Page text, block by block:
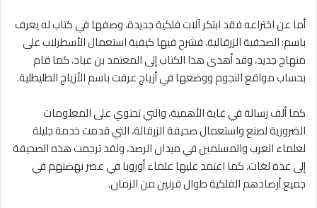
أما عن اختراعه فقد ابتكر آلات فلكية جديدة، وصفها في كتاب له يعرف
باسم: الصحفية الزرقالية، فشرح فيها كيفية استعمال الأسطرلاب على
منهاج جديد، وقد أهدى هذا الكتاب إلى المعتمد بن عباد، كما قام
بحساب مواقع النجوم ووضعها في أزياج عرفت باسم الأزياج الطليطلية.
كما ألف رسالة في غاية الأهمية، والتي تحتوي على المعلومات
الضرورية لصنع واستعمال صحيفة الزرقالة، التي قدمت خدمة جليلة
لعلماء العرب والمسلمين في ميدان الرصد، ولقد ترجمت هذه الصحيفة
إلى عدة لغات، كما اعتمد عليها علماء أوروبا في عصر نهضتهم في
جميع أرصادهم الفلكية طوال قرنين من الزمان.